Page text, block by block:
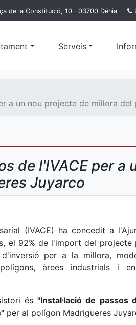
de la Constitució, 10 · 03700 Dénia
Serveis
a un nou projecte de millora
de l'IVACE per a
Juyarco
(IVACE) ha concedit a
el 92% de l'import del projecte
per a la millora,
àrees industrials i
és"Instal·lació de passos
per al polígon Madrigueres